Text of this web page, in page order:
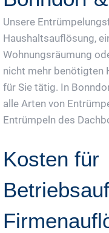
Unsere
Haushaltsauflösung,
Wohnungsräumung
nicht mehr benötigten
für Sie tätig. In
alle Arten von
Entrümpeln des
Kosten für